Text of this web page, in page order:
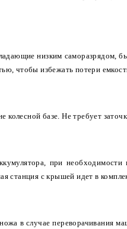
низким саморазрядом,
чтобы избежать потери
базе. Не требует
при
станция с крышей идет в
в случае переворачивания